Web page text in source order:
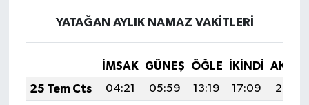
YATAĞAN AYLIK NAMAZ VAKITLERI
İMSAK GÜNEŞ ÖĞLE İKINDI
25 Tem Cts
04:21 05:59 13:19 17:09
20:29
SPOR
YAŞAM